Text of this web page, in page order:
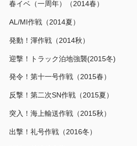
春イベ（一周年）（2014春）
AL/MI作戦（2014夏）
発動！渾作戦（2014秋）
迎撃！トラック泊地強襲(2015冬)
発令！第十一号作戦（2015春）
反撃！第二次SN作戦（2015夏）
突入！海上輸送作戦（2015秋）
出撃！礼号作戦（2016冬）